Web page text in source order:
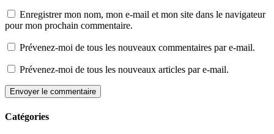
Enregistrer mon nom, mon e-mail et mon site dans le navigateur
pour mon prochain commentaire.
Prévenez-moi de tous les nouveaux commentaires par e-mail.
Prévenez-moi de tous les nouveaux articles par e-mail.
Catégories